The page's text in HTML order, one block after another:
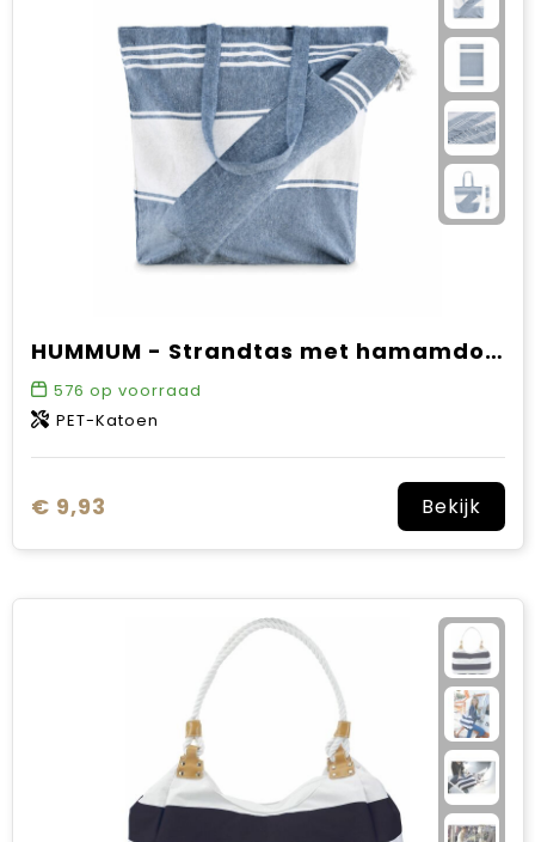
HUMMUM - Strandtas met hamamdoek
576 op voorraad
PET-Katoen
€ 9,93 Bekijk